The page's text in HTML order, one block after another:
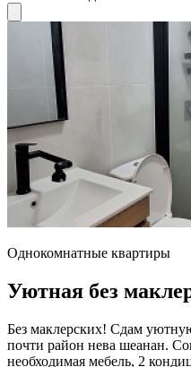
Однокомнатные квартиры
Уютная без
Без маклерских! Сдам
почти район нева шеанан.
необходимая мебель, 2